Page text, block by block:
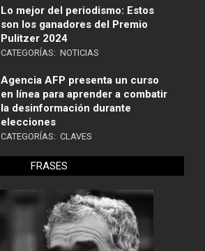
Lo mejor del periodismo: Estos
son los ganadores del Premio
Pulitzer 2024
CATEGORÍAS: NOTICIAS
Agencia AFP presenta un curso
en línea para aprender a combatir
la desinformación durante
elecciones
CATEGORÍAS: CLAVES
FRASES